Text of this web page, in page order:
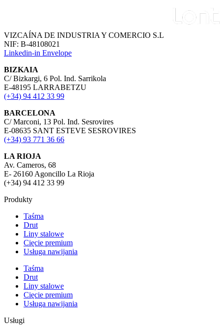
VIZCAÍNA DE INDUSTRIA Y COMERCIO S.L
NIF: B-48108021
Linkedin-in Envelope
BIZKAIA
C/ Bizkargi, 6 Pol. Ind. Sarrikola
E-48195 LARRABETZU
(+34) 94 412 33 99
BARCELONA
C/ Marconi, 13 Pol. Ind. Sesrovires
E-08635 SANT ESTEVE SESROVIRES
(+34) 93 771 36 66
LA RIOJA
Av. Cameros, 68
E- 26160 Agoncillo La Rioja
(+34) 94 412 33 99
Produkty
Taśma
Drut
Liny stalowe
Cięcie premium
Usługa nawijania
Taśma
Drut
Liny stalowe
Cięcie premium
Usługa nawijania
Usługi